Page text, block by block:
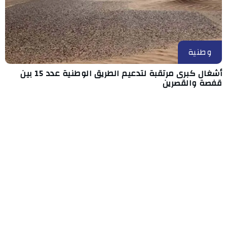
وطنية
أشغال كبرى مرتقبة لتدعيم الطريق الوطنية عدد 15 بين
قفصة والقصرين